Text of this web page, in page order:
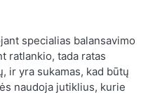
specialias balansavimo
ratlankio, tada ratas
ir yra sukamas, kad būtų
naudoja jutiklius, kurie